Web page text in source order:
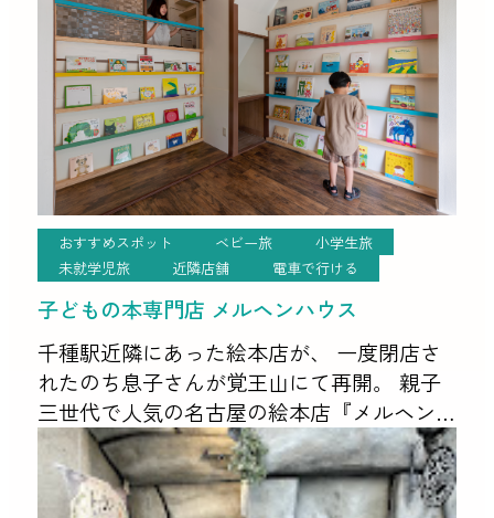
おすすめスポット ベビー旅
小学生旅
未就学児旅
近隣店舗 電車で行ける
子どもの本専門店 メルヘンハウス
千種駅近隣にあった絵本店が、 一度閉店さ
れたのち息子さんが覚王山にて再開。 親子
三世代で人気の名古屋の絵本店『メルヘン
ハウス』 店主厳選の絵本が並んでいます。
絵本のセレクトもどんどん変わるので 今回
はどんな絵本があるか […]